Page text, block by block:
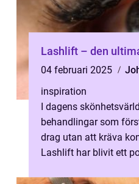
Lashlift – den
04 februari 2025
inspiration
I dagens
behandlingar som
drag utan att kräva
Lashlift har blivit ett